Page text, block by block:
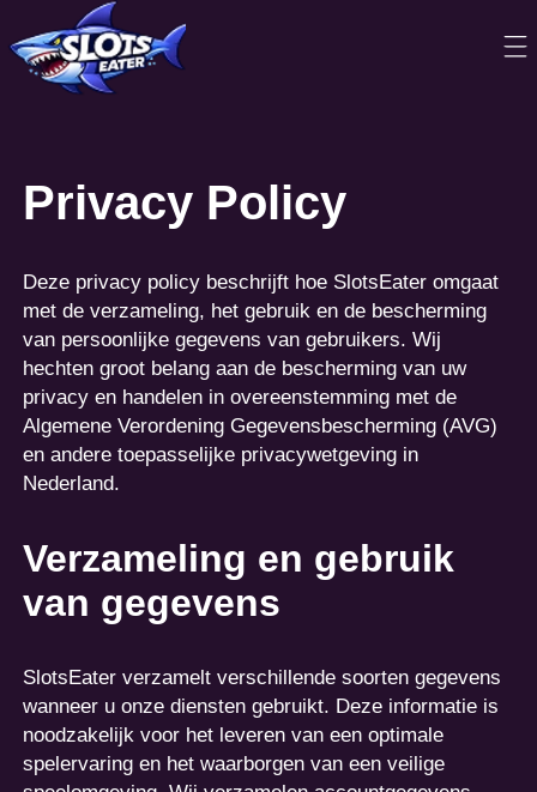
Privacy Policy
Deze privacy policy beschrijft hoe SlotsEater omgaat
met de verzameling, het gebruik en de bescherming
van persoonlijke gegevens van gebruikers. Wij
hechten groot belang aan de bescherming van uw
privacy en handelen in overeenstemming met de
Algemene Verordening Gegevensbescherming (AVG)
en andere toepasselijke privacywetgeving in
Nederland.
Verzameling en gebruik
van gegevens
SlotsEater verzamelt verschillende soorten gegevens
wanneer u onze diensten gebruikt. Deze informatie is
noodzakelijk voor het leveren van een optimale
spelervaring en het waarborgen van een veilige